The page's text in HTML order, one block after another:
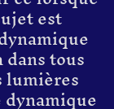
est
tous
lumières